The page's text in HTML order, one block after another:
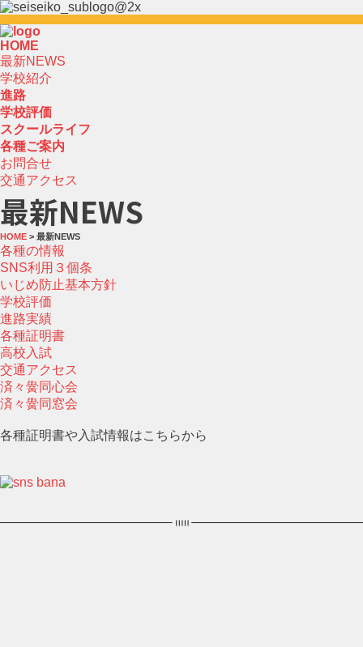
HOME
最新NEWS
学校紹介
進路
学校評価
スクールライフ
各種ご案内
お問合せ
交通アクセス
最新NEWS
HOME > 最新NEWS
各種の情報
SNS利用３個条
いじめ防止基本方針
学校評価
進路実績
各種証明書
高校入試
交通アクセス
済々黌同心会
済々黌同窓会
各種証明書や入試情報はこちらから